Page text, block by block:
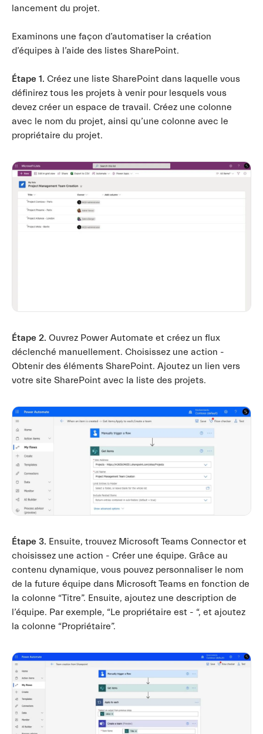
lancement du projet.
Examinons une façon d’automatiser la création
d’équipes à l’aide des listes SharePoint.
Étape 1. Créez une liste SharePoint dans laquelle vous
définirez tous les projets à venir pour lesquels vous
devez créer un espace de travail. Créez une colonne
avec le nom du projet, ainsi qu’une colonne avec le
propriétaire du projet.
Étape 2. Ouvrez Power Automate et créez un flux
déclenché manuellement. Choisissez une action -
Obtenir des éléments SharePoint. Ajoutez un lien vers
votre site SharePoint avec la liste des projets.
Étape 3. Ensuite, trouvez Microsoft Teams Connector et
choisissez une action - Créer une équipe. Grâce au
contenu dynamique, vous pouvez personnaliser le nom
de la future équipe dans Microsoft Teams en fonction de
la colonne “Titre”. Ensuite, ajoutez une description de
l’équipe. Par exemple, “Le propriétaire est - “, et ajoutez
la colonne “Propriétaire”.